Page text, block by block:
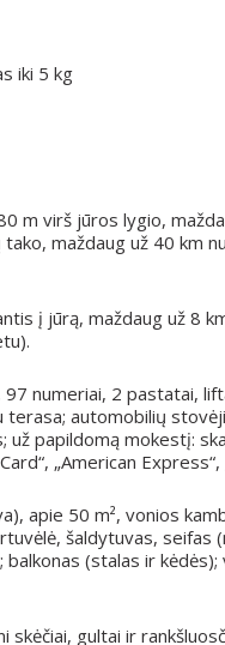
iki 5 kg
m virš jūros lygio,
maždaug už 40 km
į jūrą, maždaug už 8
numeriai, 2 pastatai,
automobilių
papildomą mokestį:
„American Express“,
apie 50 m², vonios
šaldytuvas, seifas
(stalas ir
skėčiai, gultai ir